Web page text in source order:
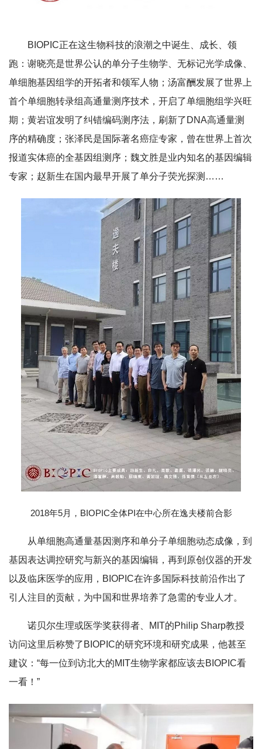
BIOPIC正在这生物科技的浪潮之中诞生、成长、领
跑：谢晓亮是世界公认的单分子生物学、无标记光学成像、
单细胞基因组学的开拓者和领军人物；汤富酬发展了世界上
首个单细胞转录组高通量测序技术，开启了单细胞组学兴旺
期；黄岩谊发明了纠错编码测序法，刷新了DNA高通量测
序的精确度；张泽民是国际著名癌症专家，曾在世界上首次
报道实体癌的全基因组测序；魏文胜是业内知名的基因编辑
专家；赵新生在国内最早开展了单分子荧光探测……
2018年5月，BIOPIC全体PI在中心所在逸夫楼前合影
从单细胞高通量基因测序和单分子单细胞动态成像，到
基因表达调控研究与新兴的基因编辑，再到原创仪器的开发
以及临床医学的应用，BIOPIC在许多国际科技前沿作出了
引人注目的贡献，为中国和世界培养了急需的专业人才。
诺贝尔生理或医学奖获得者、MIT的Philip Sharp教授
访问这里后称赞了BIOPIC的研究环境和研究成果，他甚至
建议：“每一位到访北大的MIT生物学家都应该去BIOPIC看
一看！”